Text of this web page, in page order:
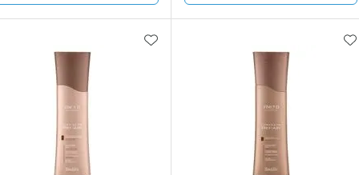
FECHAR
FECHAR
Menos Laboratório
Por Menos
ADICIONAR AOS FAVORITOS